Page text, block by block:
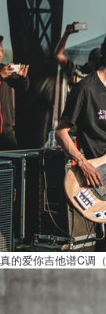
真的爱你吉他谱C调